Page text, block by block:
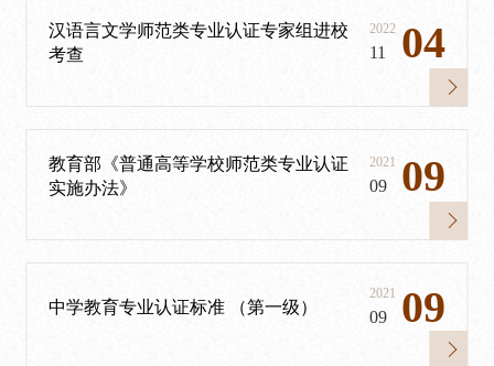
汉语言文学师范类专业认证专家组进校
考查
2022
11 04
教育部《普通高等学校师范类专业认证
实施办法》
2021
09 09
中学教育专业认证标准 （第一级）
2021
09 09